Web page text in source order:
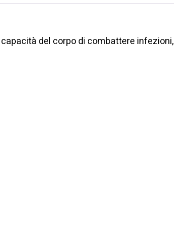
del corpo di combattere infezioni,